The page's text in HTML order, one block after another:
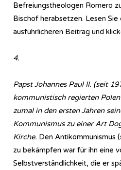
Befreiungstheologen Romero
Bischof herabsetzen. Lesen Sie
ausführlicheren Beitrag und
4.
Papst Johannes Paul II. (seit
kommunistisch regierten
zumal in den ersten Jahren
Kommunismus zu einer Art
Kirche. Den Antikommunismus
zu bekämpfen war für ihn eine
Selbstverständlichkeit, die er